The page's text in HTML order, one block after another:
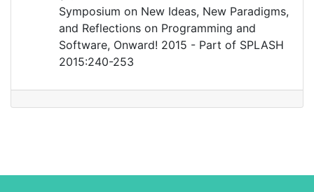
Symposium on New Ideas, New Paradigms,
and Reflections on Programming and
Software, Onward! 2015 - Part of SPLASH
2015:240-253